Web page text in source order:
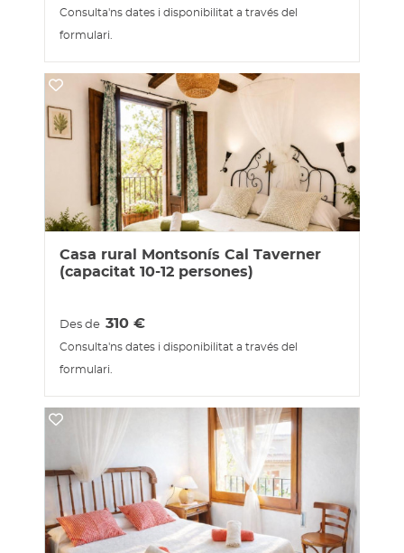
Consulta'ns dates i disponibilitat a través del
formulari.
Casa rural Montsonís Cal Taverner
(capacitat 10-12 persones)
Des de 310€
Consulta'ns dates i disponibilitat a través del
formulari.